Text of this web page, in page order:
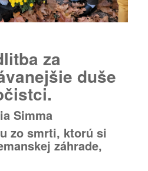
za
duše
Simma
zo smrti, ktorú si
záhrade,